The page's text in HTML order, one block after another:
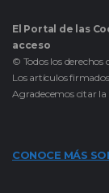
El Portal de las
acceso
© Todos los derechos
Los artículos
Agradecemos citar
CONOCE MÁS